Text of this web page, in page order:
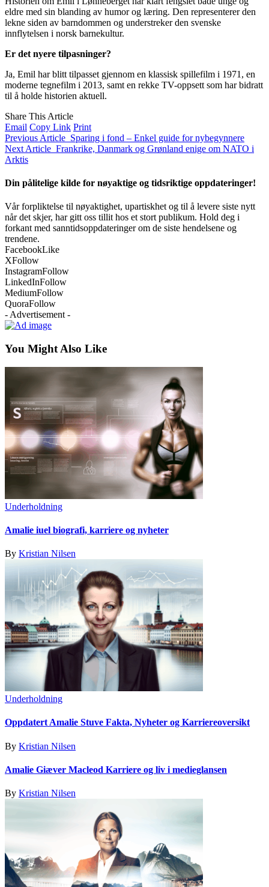
eldre med sin blanding av humor og læring. Den representerer den
lekne siden av barndommen og understreker den svenske
innflytelsen i norsk barnekultur.
Er det nyere tilpasninger?
Ja, Emil har blitt tilpasset gjennom en klassisk spillefilm i 1971, en
moderne tegnefilm i 2013, samt en rekke TV-oppsett som har bidratt
til å holde historien aktuell.
Share This Article
Email Copy Link Print
Previous Article Sparing i fond – Enkel guide for nybegynnere
Next Article Frankrike, Danmark og Grønland enige om NATO i
Arktis
Din pålitelige kilde for nøyaktige og tidsriktige oppdateringer!
Vår forpliktelse til nøyaktighet, upartiskhet og til å levere siste nytt
når det skjer, har gitt oss tillit hos et stort publikum. Hold deg i
forkant med sanntidsoppdateringer om de siste hendelsene og
trendene.
FacebookLike
XFollow
InstagramFollow
LinkedInFollow
MediumFollow
QuoraFollow
- Advertisement -
You Might Also Like
Underholdning
Amalie iuel biografi, karriere og nyheter
By Kristian Nilsen
Underholdning
Oppdatert Amalie Stuve Fakta, Nyheter og Karriereoversikt
By Kristian Nilsen
Amalie Giæver Macleod Karriere og liv i medieglansen
By Kristian Nilsen